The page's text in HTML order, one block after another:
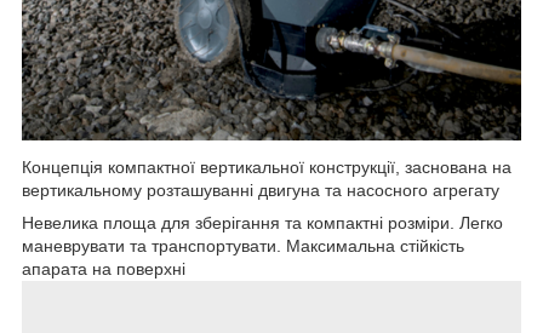
Концепція компактної вертикальної конструкції, заснована на
вертикальному розташуванні двигуна та насосного агрегату
Невелика площа для зберігання та компактні розміри. Легко
маневрувати та транспортувати. Максимальна стійкість
апарата на поверхні